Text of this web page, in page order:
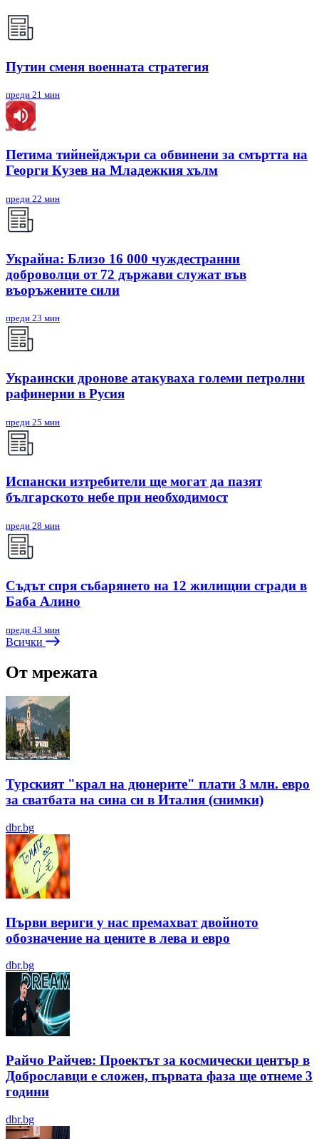
Путин сменя военната стратегия
преди 21 мин
Петима тийнейджъри са обвинени за смъртта на
Георги Кузев на Младежкия хълм
преди 22 мин
Украйна: Близо 16 000 чуждестранни
доброволци от 72 държави служат във
въоръжените сили
преди 23 мин
Украински дронове атакуваха големи петролни
рафинерии в Русия
преди 25 мин
Испански изтребители ще могат да пазят
българското небе при необходимост
преди 28 мин
Съдът спря събарянето на 12 жилищни сгради в
Баба Алино
преди 43 мин
Всички
От мрежата
Турският "крал на дюнерите" плати 3 млн. евро
за сватбата на сина си в Италия (снимки)
dbr.bg
Първи вериги у нас премахват двойното
обозначение на цените в лева и евро
dbr.bg
Райчо Райчев: Проектът за космически център в
Доброславци е сложен, първата фаза ще отнеме 3
години
dbr.bg